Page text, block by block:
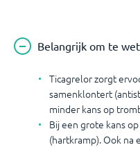
Belangrijk om te
Ticagrelor zorgt
samenklontert
minder kans op
Bij een grote kans
(hartkramp). Ook